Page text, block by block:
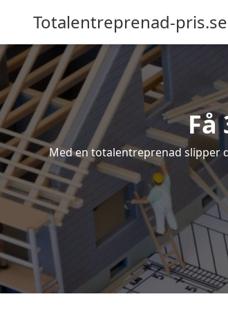
Totalentreprenad-pris.se
Få
Med en totalentreprenad slipper